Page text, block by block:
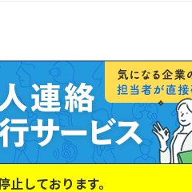
止しております。